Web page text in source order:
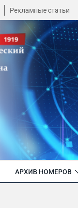
Рекламные статьи
АРХИВ НОМЕРОВ